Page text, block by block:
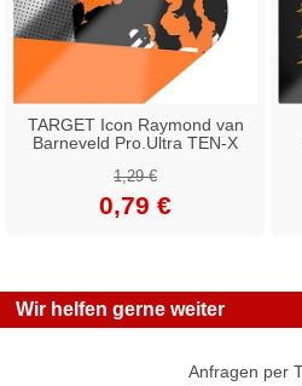
TARGET Icon Raymond van
Barneveld Pro.Ultra TEN-X
1,29 €
0,79 €
Wir helfen gerne weiter
Anfragen per